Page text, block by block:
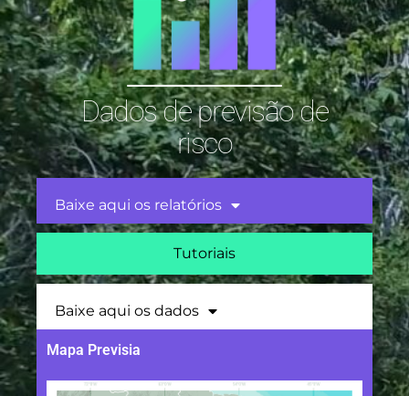
Dados de previsão de
risco
Baixe aqui os relatórios
Tutoriais
Baixe aqui os dados
Mapa Previsia